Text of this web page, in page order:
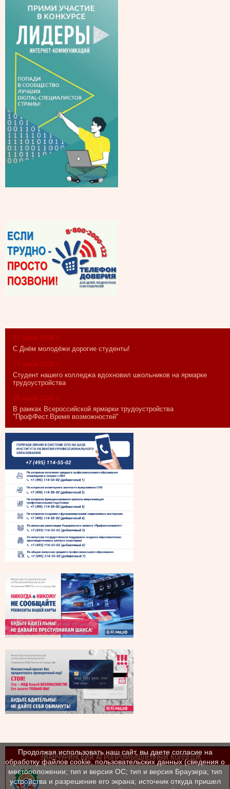
27 июня 2026 г.
С Днём молодёжи дорогие студенты!
27 июня 2026 г.
Студент нашего колледжа вдохновил школьников на ярмарке
трудоустройства
26 июня 2026 г.
В рамках Всероссийской ярмарки трудоустройства
"ПрофФест.Время возможностей"
ЗИАНЧУРИНСКИЙ АГРОПРОМЫШЛЕННЫЙ КОЛЛЕДЖ
Продолжая использовать наш сайт, вы даете согласие на
обработку файлов cookie, пользовательских данных (сведения о
местоположении; тип и версия ОС; тип и версия Браузера; тип
устройства и разрешение его экрана; источник откуда пришел